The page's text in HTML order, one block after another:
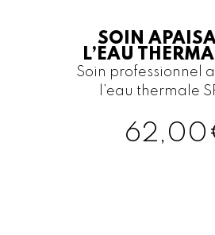
SOIN
L’EAU
Soin professionnel
l’eau thermale
62,00